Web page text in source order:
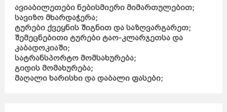
ავიაბილეთები ნებისმიერი მიმართულებით;
სავიზო მხარდაჭერა;
ტურები ქვეყნის შიგნით და საზღვარგარეთ;
შემეცნებითი ტურები ტაო-კლარჯეთსა და
კაბადოკიაში;
სატრანსპორტო მომსახურება;
გიდის მომახურება;
მაღალი ხარისხი და დაბალი ფასები;